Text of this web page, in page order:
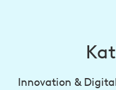
Innovation &